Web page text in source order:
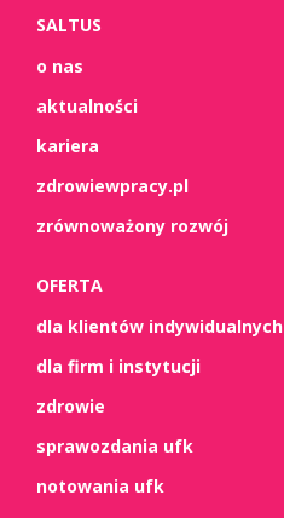
SALTUS
o nas
aktualności
kariera
zdrowiewpracy.pl
zrównoważony rozwój
OFERTA
dla klientów indywidualnych
dla firm i instytucji
zdrowie
sprawozdania ufk
notowania ufk